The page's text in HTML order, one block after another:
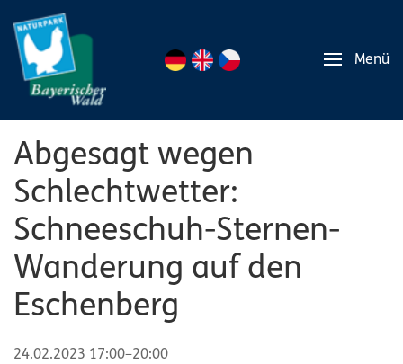
Menü
Abgesagt wegen
Schlechtwetter:
Schneeschuh-Sternen-
Wanderung auf den
Eschenberg
24.02.2023 17:00–20:00